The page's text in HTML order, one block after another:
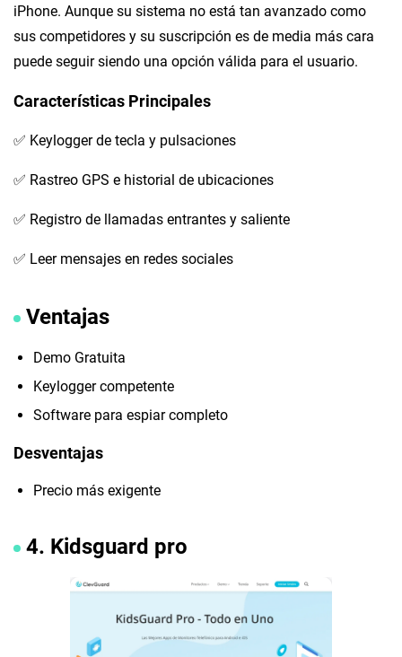
iPhone. Aunque su sistema no está tan avanzado como
sus competidores y su suscripción es de media más cara
puede seguir siendo una opción válida para el usuario.
Características Principales
✅ Keylogger de tecla y pulsaciones
✅ Rastreo GPS e historial de ubicaciones
✅ Registro de llamadas entrantes y saliente
✅ Leer mensajes en redes sociales
Ventajas
Demo Gratuita
Keylogger competente
Software para espiar completo
Desventajas
Precio más exigente
4. Kidsguard pro